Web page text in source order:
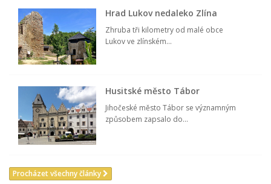
Hrad Lukov nedaleko Zlína
Zhruba tři kilometry od malé obce
Lukov ve zlínském...
Husitské město Tábor
Jihočeské město Tábor se významným
způsobem zapsalo do...
Procházet všechny články